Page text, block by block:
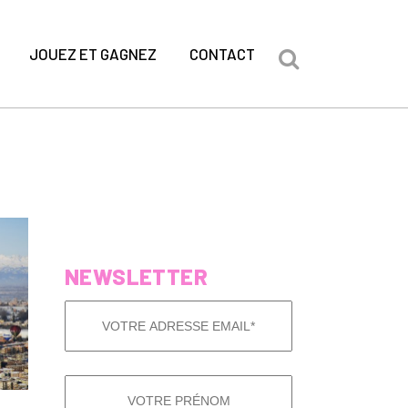
JOUEZ ET GAGNEZ CONTACT
NEWSLETTER